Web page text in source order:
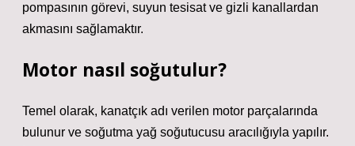
pompasının görevi, suyun tesisat ve gizli kanallardan
akmasını sağlamaktır.
Motor nasıl soğutulur?
Temel olarak, kanatçık adı verilen motor parçalarında
bulunur ve soğutma yağ soğutucusu aracılığıyla yapılır.